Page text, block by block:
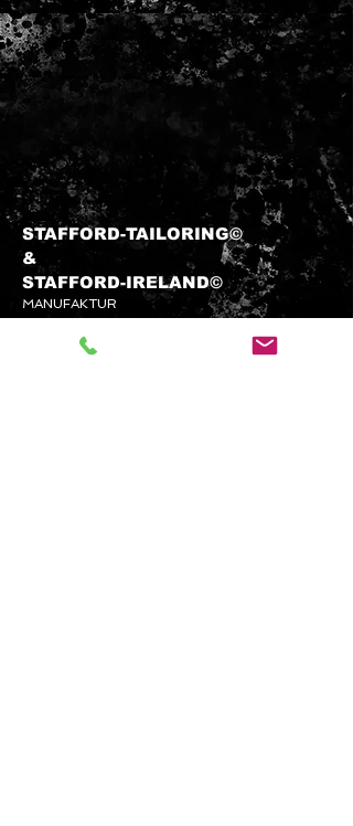
Charakter zu verlieren.
Echter deutscher Loden steht bis
heute für Qualität, Beständigkeit
und verantwortungsvolle
Herstellung. Gefertigt in
traditionellen Tuchfabriken,
verbindet er jahrhundertealtes
Handwerkswissen mit zeitgemäßen
Ansprüchen an Komfort, Stil und
Nachhaltigkeit. Damit ist Loden
nicht nur ein Stoff, sondern ein
Stück gelebter Textilgeschichte.
STAFFORD-TAILORING©
&​
STAFFORD-IRELAND©
MANUFAKTUR
info@stafford-tailoring.com
+49 (0) 1573 5 60 80 70